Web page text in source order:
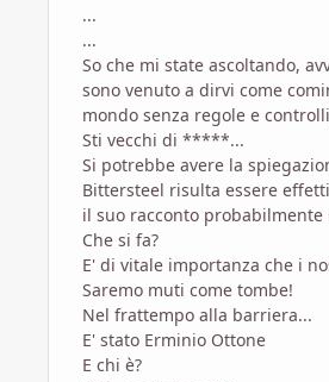
...
...
So che mi state ascoltando,
sono venuto a dirvi come
mondo senza regole e
Sti vecchi di *****...
Si potrebbe avere la
Bittersteel risulta essere
il suo racconto
Che si fa?
E' di vitale importanza che i
Saremo muti come tombe!
Nel frattempo alla barriera...
E' stato Erminio Ottone
E chi è?